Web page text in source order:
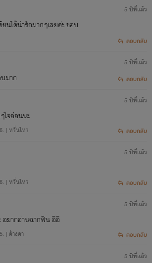
ยนได้น่ารักมากๆเลยค่ะ ชอบ
5 ปีที่แล้ว
ตอบกลับ
มาก
5 ปีที่แล้ว
ตอบกลับ
ใจอ่อนนะ
| หวั่นไหว
5 ปีที่แล้ว
ตอบกลับ
| หวั่นไหว
5 ปีที่แล้ว
ตอบกลับ
อยากอ่านฉากฟิน อิอิ
| ค้างคา
5 ปีที่แล้ว
ตอบกลับ
5 ปีที่แล้ว